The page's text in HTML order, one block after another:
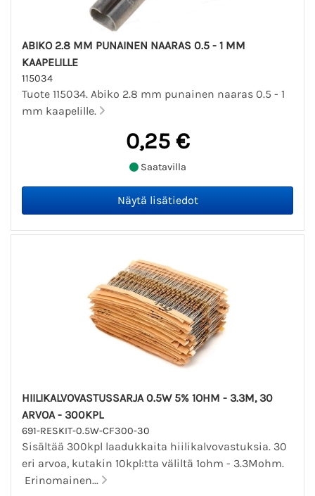
ABIKO 2.8 MM PUNAINEN NAARAS 0.5 - 1 MM
KAAPELILLE
115034
Tuote 115034. Abiko 2.8 mm punainen naaras 0.5 - 1
mm kaapelille.
0,25 €
Saatavilla
HIILIKALVOVASTUSSARJA 0.5W 5% 1OHM - 3.3M, 30
ARVOA - 300KPL
691-RESKIT-0.5W-CF300-30
Sisältää 300kpl laadukkaita hiilikalvovastuksia. 30
eri arvoa, kutakin 10kpl:tta väliltä 1ohm - 3.3Mohm.
Erinomainen...